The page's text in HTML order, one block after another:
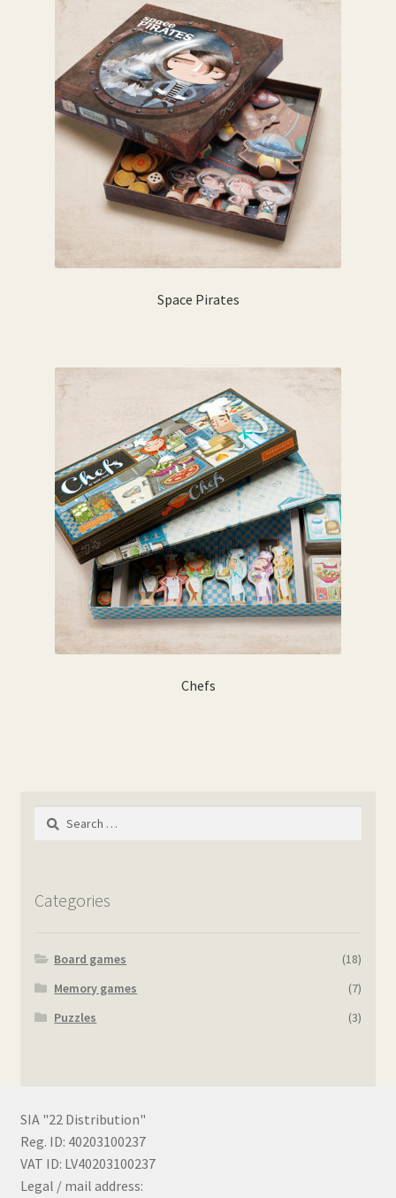
Space Pirates
Chefs
Search
Categories
Board games
(18)
Memory games
(7)
Puzzles
(3)
SIA "22 Distribution"
Reg. ID: 40203100237
VAT ID: LV40203100237
Legal / mail address: